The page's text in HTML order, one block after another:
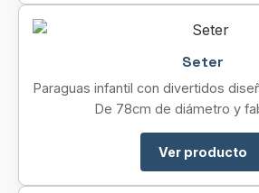
Seter
Paraguas infantil con divertidos
De 78cm de diámetro y
Ver producto